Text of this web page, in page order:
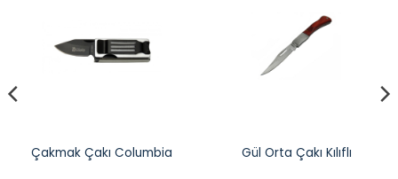
Çakmak Çakı Columbia Gül Orta Çakı Kılıflı